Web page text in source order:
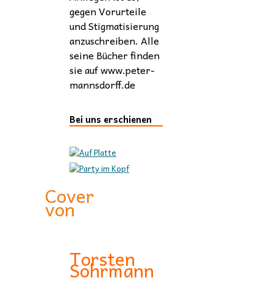
gegen Vorurteile
und Stigmatisierung
anzuschreiben. Alle
seine Bücher finden
sie auf www.peter-
mannsdorff.de
Bei uns erschienen
Cover
von
Torsten
Sohrmann